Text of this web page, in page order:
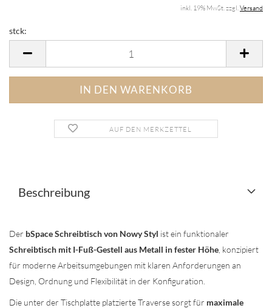
inkl. 19% MwSt. zzgl.Versand
stck:
AUF DEN MERKZETTEL
Beschreibung
Der bSpace Schreibtisch von Nowy Styl ist ein funktionaler
Schreibtisch mit I-Fuß-Gestell aus Metall in fester Höhe , konzipiert
für moderne Arbeitsumgebungen mit klaren Anforderungen an
Design, Ordnung und Flexibilität in der Konfiguration.
Die unter der Tischplatte platzierte Traverse sorgt für maximale